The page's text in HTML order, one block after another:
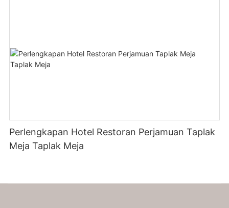
Perlengkapan Hotel Restoran Perjamuan Taplak
Meja Taplak Meja